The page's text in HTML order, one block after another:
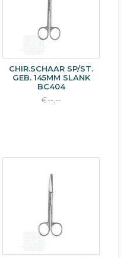
CHIR.SCHAAR SP/ST.
GEB. 145MM SLANK
BC404
€--,--